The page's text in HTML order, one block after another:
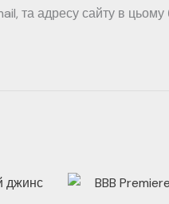
та адресу сайту в